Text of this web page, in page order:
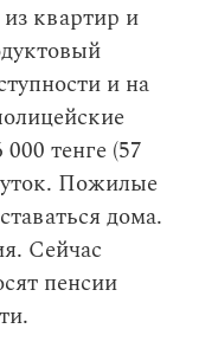
квартир и
и на
тенге (57
Пожилые
дома.
Сейчас
пенсии